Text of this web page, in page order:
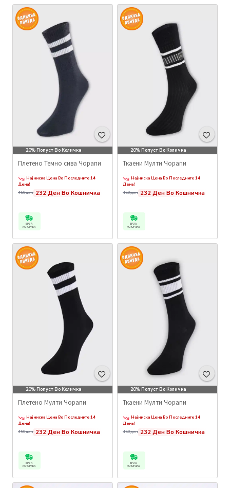
20% Попуст Во Количка
Плетено Темно сива Чорапи
Најниска Цена Во Последните 14
Дена!
232 Ден Во Кошничка
450ден
БРЗА
ИСПОРАКА
20% Попуст Во Количка
Ткаени Мулти Чорапи
Најниска Цена Во Последните 14
Дена!
232 Ден Во Кошничка
450ден
БРЗА
ИСПОРАКА
20% Попуст Во Количка
Плетено Мулти Чорапи
Најниска Цена Во Последните 14
Дена!
232 Ден Во Кошничка
450ден
БРЗА
ИСПОРАКА
20% Попуст Во Количка
Ткаени Мулти Чорапи
Најниска Цена Во Последните 14
Дена!
232 Ден Во Кошничка
450ден
БРЗА
ИСПОРАКА